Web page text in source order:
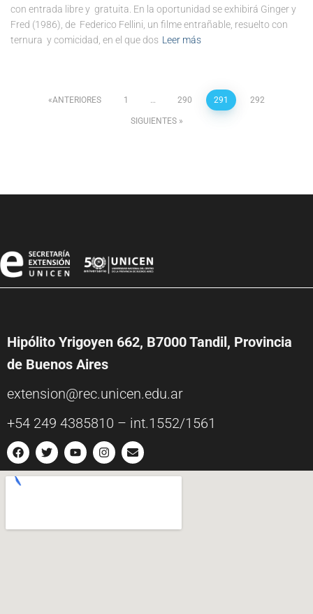
con entrada libre y gratuita. En la oportunidad se exhibirá Ginger y
Fred (1986), de Federico Fellini, un filme entrañable, resuelto con
ternura y comicidad, en el que dos Leer más
ANTERIORES 1 290 291 292
SIGUIENTES
Hipólito Yrigoyen 662, B7000 Tandil, Provincia
de Buenos Aires
extension@rec.unicen.edu.ar
+54 249 4385810 – int.1552/1561